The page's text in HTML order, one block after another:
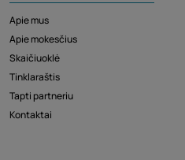
Apie mus
Apie mokesčius
Skaičiuoklė
Tinklaraštis
Tapti partneriu
Kontaktai